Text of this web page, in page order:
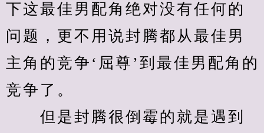
下这最佳男配角绝对没有任何的
问题，更不用说封腾都从最佳男
主角的竞争‘屈尊’到最佳男配角的
竞争了。
但是封腾很倒霉的就是遇到